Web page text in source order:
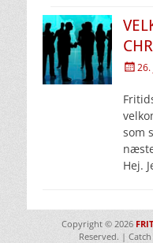
som
Hej.
Copyright © 2026
Reserved. |